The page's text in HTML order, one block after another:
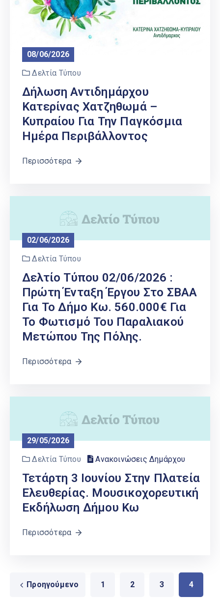
08/06/2026
Δελτία Τύπου
Δήλωση Αντιδημάρχου
Κατερίνας Χατζηθωμά –
Κυπραίου Για Την Παγκόσμια
Ημέρα Περιβάλλοντος
Περισσότερα
02/06/2026
Δελτία Τύπου
Δελτίο Τύπου 02/06/2026 :
Πρώτη Ένταξη Έργου Στο ΣΒΑΑ
Για Το Δήμο Κω. 560.000€ Για
Το Φωτισμό Του Παραλιακού
Μετώπου Της Πόλης.
Περισσότερα
29/05/2026
Δελτία Τύπου
Ανακοινώσεις Δημάρχου
Τετάρτη 3 Ιουνίου Στην Πλατεία
Ελευθερίας. Μουσικοχορευτική
Εκδήλωση Δήμου Κω
Περισσότερα
Προηγούμενο 1 2 3 4